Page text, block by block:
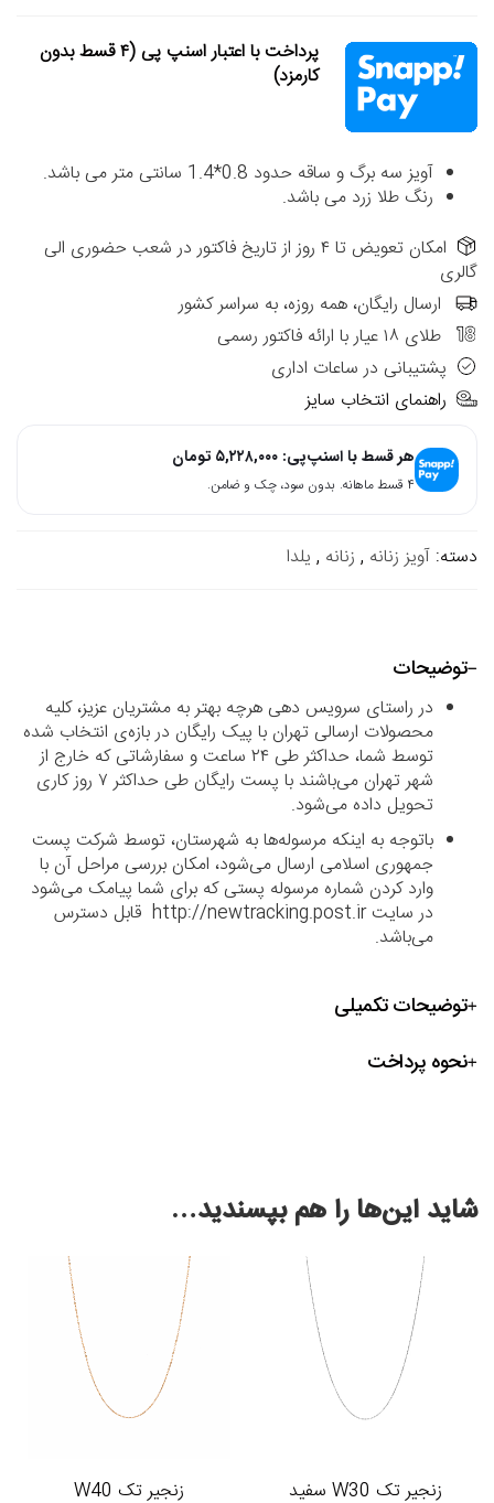
پرداخت با اعتبار اسنپ پی (۴ قسط بدون
کارمزد)
آویز سه برگ و ساقه حدود 0.8*1.4 سانتی متر می باشد.
رنگ طلا زرد می باشد.
امکان تعویض تا ۴ روز از تاریخ فاکتور در شعب حضوری الی
گالری
ارسال رایگان، همه روزه، به سراسر کشور
طلای ۱۸ عیار با ارائه فاکتور رسمی
پشتیبانی در ساعات اداری
راهنمای انتخاب سایز
هر قسط با اسنپ‌پی: ۵,۲۲۸,۰۰۰ تومان
۴ قسط ماهانه. بدون سود، چک و ضامن.
دسته: آویز زنانه , زنانه , یلدا
توضیحات
در راستای سرویس دهی هرچه بهتر به مشتریان عزیز، کلیه
محصولات ارسالی تهران با پیک رایگان در بازه‌ی انتخاب شده
توسط شما، حداکثر طی ۲۴ ساعت و سفارشاتی که خارج از
شهر تهران می‌باشند با پست رایگان طی حداکثر ۷ روز کاری
تحویل داده می‌شود.
باتوجه به اینکه مرسوله‌ها به شهرستان، توسط شرکت پست
جمهوری اسلامی ارسال می‌شود، امکان بررسی مراحل آن با
وارد کردن شماره مرسوله پستی که برای شما پیامک می‌شود
در سایت http://newtracking.post.ir قابل دسترس
می‌باشد.
توضیحات تکمیلی
نحوه پرداخت
شاید این‌ها را هم بپسندید…
زنجیر تک W30 سفید زنجیر تک W40